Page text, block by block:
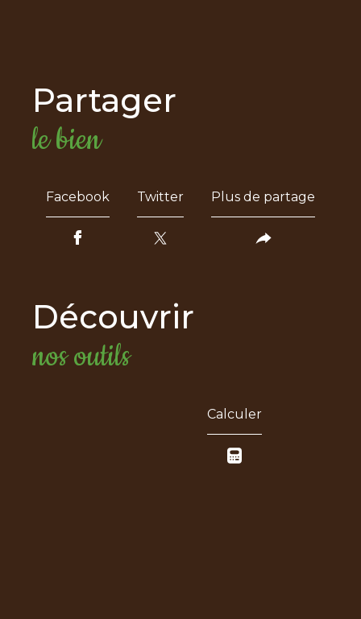
partager
le bien
Facebook Twitter Plus de partage
découvrir
nos outils
Calculer